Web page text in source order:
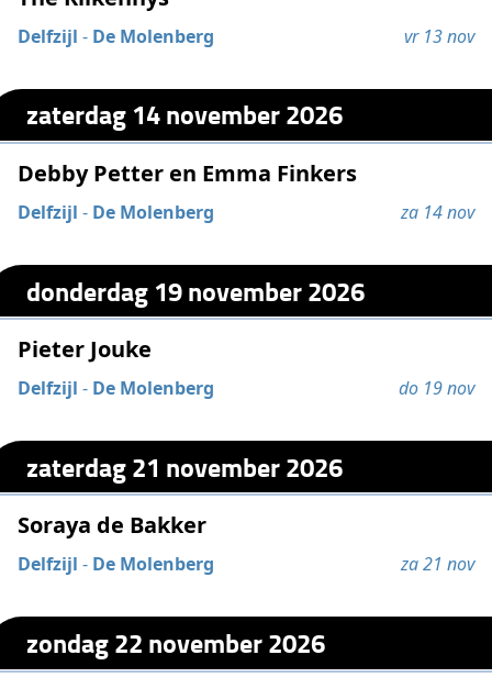
Delfzijl - De Molenberg vr 13 nov
zaterdag 14 november 2026
Debby Petter en Emma Finkers
Delfzijl - De Molenberg za 14 nov
donderdag 19 november 2026
Pieter Jouke
Delfzijl - De Molenberg do 19 nov
zaterdag 21 november 2026
Soraya de Bakker
Delfzijl - De Molenberg za 21 nov
zondag 22 november 2026